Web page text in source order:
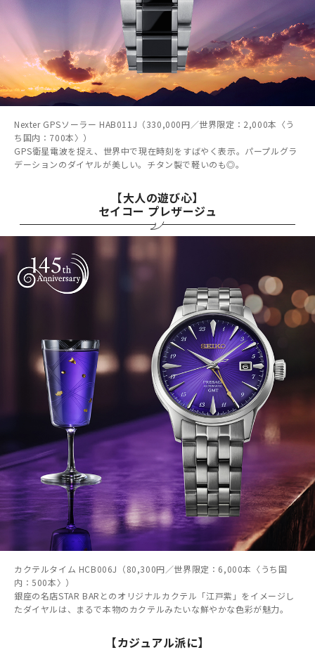
Nexter GPSソーラー HAB011J（330,000円／世界限定：2,000本〈う
ち国内：700本〉）
GPS衛星電波を捉え、世界中で現在時刻をすばやく表示。パープルグラ
デーションのダイヤルが美しい。チタン製で軽いのも◎。
【大人の遊び心】
セイコー プレザージュ
カクテルタイム HCB006J（80,300円／世界限定：6,000本〈うち国
内：500本〉）
銀座の名店STAR BARとのオリジナルカクテル「江戸紫」をイメージし
たダイヤルは、まるで本物のカクテルみたいな鮮やかな色彩が魅力。
【カジュアル派に】